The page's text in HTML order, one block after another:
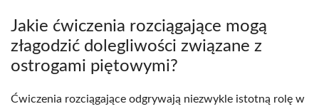
Jakie ćwiczenia rozciągające mogą
złagodzić dolegliwości związane z
ostrogami piętowymi?
Ćwiczenia rozciągające odgrywają niezwykle istotną rolę w